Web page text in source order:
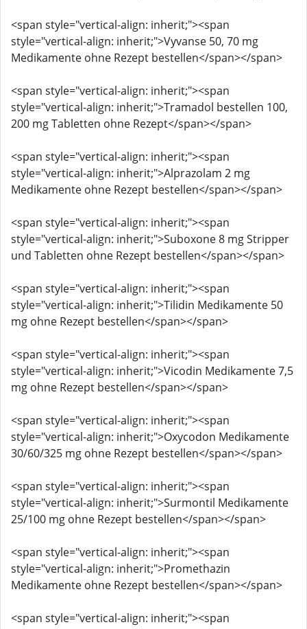
<span style="vertical-align: inherit;"><span
style="vertical-align: inherit;">Vyvanse 50, 70 mg
Medikamente ohne Rezept bestellen</span></span>
<span style="vertical-align: inherit;"><span
style="vertical-align: inherit;">Tramadol bestellen 100,
200 mg Tabletten ohne Rezept</span></span>
<span style="vertical-align: inherit;"><span
style="vertical-align: inherit;">Alprazolam 2 mg
Medikamente ohne Rezept bestellen</span></span>
<span style="vertical-align: inherit;"><span
style="vertical-align: inherit;">Suboxone 8 mg Stripper
und Tabletten ohne Rezept bestellen</span></span>
<span style="vertical-align: inherit;"><span
style="vertical-align: inherit;">Tilidin Medikamente 50
mg ohne Rezept bestellen</span></span>
<span style="vertical-align: inherit;"><span
style="vertical-align: inherit;">Vicodin Medikamente 7,5
mg ohne Rezept bestellen</span></span>
<span style="vertical-align: inherit;"><span
style="vertical-align: inherit;">Oxycodon Medikamente
30/60/325 mg ohne Rezept bestellen</span></span>
<span style="vertical-align: inherit;"><span
style="vertical-align: inherit;">Surmontil Medikamente
25/100 mg ohne Rezept bestellen</span></span>
<span style="vertical-align: inherit;"><span
style="vertical-align: inherit;">Promethazin
Medikamente ohne Rezept bestellen</span></span>
<span style="vertical-align: inherit;"><span